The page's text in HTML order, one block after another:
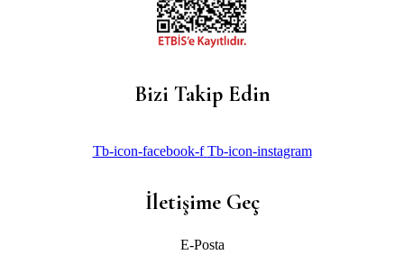
Bizi Takip Edin
Tb-icon-facebook-f Tb-icon-instagram
İletişime Geç
E-Posta